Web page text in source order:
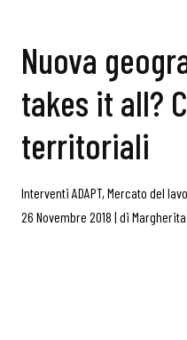
Nuova
takes it all?
territoriali
Interventi ADAPT, Mercato del
26 Novembre 2018 | di